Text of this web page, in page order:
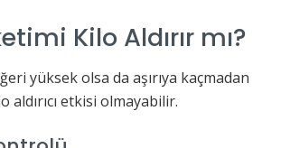
Kilo Aldırır mı?
yüksek olsa da aşırıya kaçmadan
etkisi olmayabilir.